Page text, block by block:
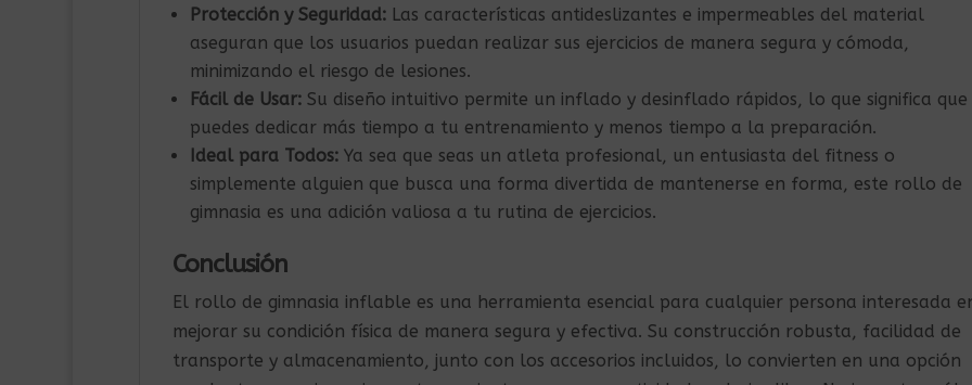
Protección y Seguridad:Las características antideslizantes e impermeables del material
aseguran que los usuarios puedan realizar sus ejercicios de manera segura y cómoda,
minimizando el riesgo de lesiones.
Fácil de Usar:Su diseño intuitivo permite un inflado y desinflado rápidos, lo que significa que
puedes dedicar más tiempo a tu entrenamiento y menos tiempo a la preparación.
Ideal para Todos:Ya sea que seas un atleta profesional, un entusiasta del fitness o
simplemente alguien que busca una forma divertida de mantenerse en forma, este rollo de
gimnasia es una adición valiosa a tu rutina de ejercicios.
Conclusión
El rollo de gimnasia inflable es una herramienta esencial para cualquier persona interesada
mejorar su condición física de manera segura y efectiva. Su construcción robusta, facilidad de
transporte y almacenamiento, junto con los accesorios incluidos, lo convierten en una opción